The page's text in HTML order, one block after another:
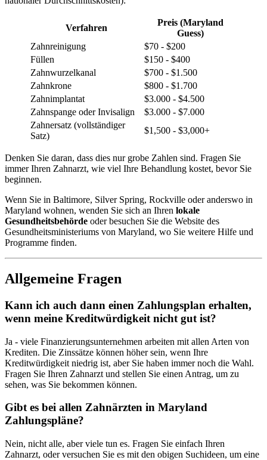
Verfahren
Preis (Maryland
Guess)
Zahnreinigung
$70 - $200
Füllen
$150 - $400
Zahnwurzelkanal
$700 - $1.500
Zahnkrone
$800 - $1.700
Zahnimplantat
$3.000 - $4.500
Zahnspange oder Invisalign
$3.000 - $7.000
Zahnersatz (vollständiger
Satz)
$1,500 - $3,000+
Denken Sie daran, dass dies nur grobe Zahlen sind. Fragen Sie
immer Ihren Zahnarzt, wie viel Ihre Behandlung kostet, bevor Sie
beginnen.
Wenn Sie in Baltimore, Silver Spring, Rockville oder anderswo in
Maryland wohnen, wenden Sie sich an Ihren lokale
Gesundheitsbehörde oder besuchen Sie die Website des
Gesundheitsministeriums von Maryland, wo Sie weitere Hilfe und
Programme finden.
Allgemeine Fragen
Kann ich auch dann einen Zahlungsplan erhalten,
wenn meine Kreditwürdigkeit nicht gut ist?
Ja - viele Finanzierungsunternehmen arbeiten mit allen Arten von
Krediten. Die Zinssätze können höher sein, wenn Ihre
Kreditwürdigkeit niedrig ist, aber Sie haben immer noch die Wahl.
Fragen Sie Ihren Zahnarzt und stellen Sie einen Antrag, um zu
sehen, was Sie bekommen können.
Gibt es bei allen Zahnärzten in Maryland
Zahlungspläne?
Nein, nicht alle, aber viele tun es. Fragen Sie einfach Ihren
Zahnarzt, oder versuchen Sie es mit den obigen Suchideen, um eine